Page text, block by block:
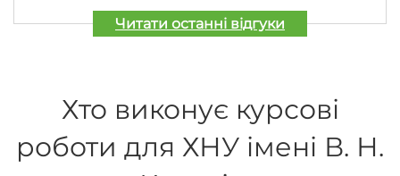
Читати останні відгуки
Хто виконує курсові
роботи для ХНУ імені В. Н.